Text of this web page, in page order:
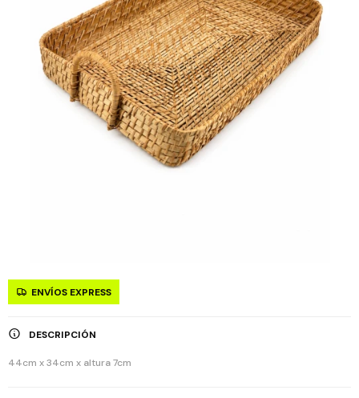
ENVÍOS EXPRESS
DESCRIPCIÓN
44cm x 34cm x altura 7cm